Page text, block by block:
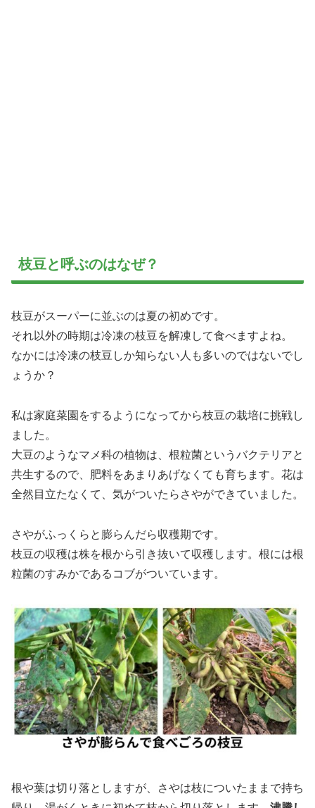
枝豆と呼ぶのはなぜ？
枝豆がスーパーに並ぶのは夏の初めです。
それ以外の時期は冷凍の枝豆を解凍して食べますよね。
なかには冷凍の枝豆しか知らない人も多いのではないでし
ょうか？
私は家庭菜園をするようになってから枝豆の栽培に挑戦し
ました。
大豆のようなマメ科の植物は、根粒菌というバクテリアと
共生するので、肥料をあまりあげなくても育ちます。花は
全然目立たなくて、気がついたらさやができていました。
さやがふっくらと膨らんだら収穫期です。
枝豆の収穫は株を根から引き抜いて収穫します。根には根
粒菌のすみかであるコブがついています。
根や葉は切り落としますが、さやは枝についたままで持ち